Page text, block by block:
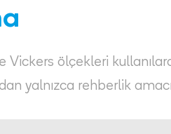
ölçekleri
yalnızca rehberlik